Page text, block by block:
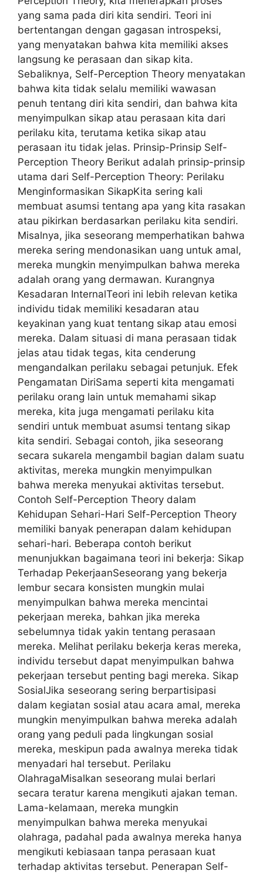
yang sama pada diri kita sendiri. Teori ini
bertentangan dengan gagasan introspeksi,
yang menyatakan bahwa kita memiliki akses
langsung ke perasaan dan sikap kita.
Sebaliknya, Self-Perception Theory menyatakan
bahwa kita tidak selalu memiliki wawasan
penuh tentang diri kita sendiri, dan bahwa kita
menyimpulkan sikap atau perasaan kita dari
perilaku kita, terutama ketika sikap atau
perasaan itu tidak jelas. Prinsip-Prinsip Self-
Perception Theory Berikut adalah prinsip-prinsip
utama dari Self-Perception Theory: Perilaku
Menginformasikan SikapKita sering kali
membuat asumsi tentang apa yang kita rasakan
atau pikirkan berdasarkan perilaku kita sendiri.
Misalnya, jika seseorang memperhatikan bahwa
mereka sering mendonasikan uang untuk amal,
mereka mungkin menyimpulkan bahwa mereka
adalah orang yang dermawan. Kurangnya
Kesadaran InternalTeori ini lebih relevan ketika
individu tidak memiliki kesadaran atau
keyakinan yang kuat tentang sikap atau emosi
mereka. Dalam situasi di mana perasaan tidak
jelas atau tidak tegas, kita cenderung
mengandalkan perilaku sebagai petunjuk. Efek
Pengamatan DiriSama seperti kita mengamati
perilaku orang lain untuk memahami sikap
mereka, kita juga mengamati perilaku kita
sendiri untuk membuat asumsi tentang sikap
kita sendiri. Sebagai contoh, jika seseorang
secara sukarela mengambil bagian dalam suatu
aktivitas, mereka mungkin menyimpulkan
bahwa mereka menyukai aktivitas tersebut.
Contoh Self-Perception Theory dalam
Kehidupan Sehari-Hari Self-Perception Theory
memiliki banyak penerapan dalam kehidupan
sehari-hari. Beberapa contoh berikut
menunjukkan bagaimana teori ini bekerja: Sikap
Terhadap PekerjaanSeseorang yang bekerja
lembur secara konsisten mungkin mulai
menyimpulkan bahwa mereka mencintai
pekerjaan mereka, bahkan jika mereka
sebelumnya tidak yakin tentang perasaan
mereka. Melihat perilaku bekerja keras mereka,
individu tersebut dapat menyimpulkan bahwa
pekerjaan tersebut penting bagi mereka. Sikap
SosialJika seseorang sering berpartisipasi
dalam kegiatan sosial atau acara amal, mereka
mungkin menyimpulkan bahwa mereka adalah
orang yang peduli pada lingkungan sosial
mereka, meskipun pada awalnya mereka tidak
menyadari hal tersebut. Perilaku
OlahragaMisalkan seseorang mulai berlari
secara teratur karena mengikuti ajakan teman.
Lama-kelamaan, mereka mungkin
menyimpulkan bahwa mereka menyukai
olahraga, padahal pada awalnya mereka hanya
mengikuti kebiasaan tanpa perasaan kuat
terhadap aktivitas tersebut. Penerapan Self-